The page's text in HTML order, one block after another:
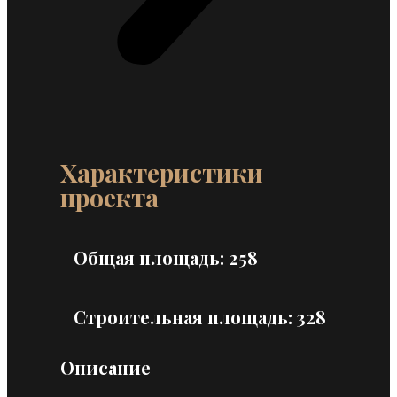
Характеристики
проекта
Общая площадь: 258
Строительная площадь: 328
Описание